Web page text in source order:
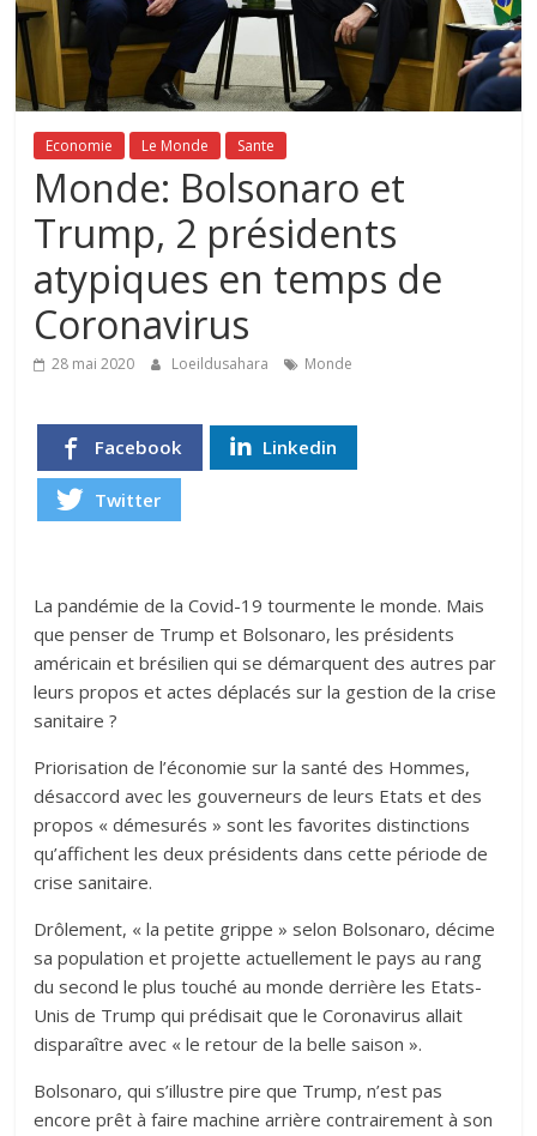
Economie Le Monde Sante
Monde: Bolsonaro et
Trump, 2 présidents
atypiques en temps de
Coronavirus
28 mai 2020 Loeildusahara Monde
Facebook Linkedin
Twitter
La pandémie de la Covid-19 tourmente le monde. Mais
que penser de Trump et Bolsonaro, les présidents
américain et brésilien qui se démarquent des autres par
leurs propos et actes déplacés sur la gestion de la crise
sanitaire ?
Priorisation de l’économie sur la santé des Hommes,
désaccord avec les gouverneurs de leurs Etats et des
propos « démesurés » sont les favorites distinctions
qu’affichent les deux présidents dans cette période de
crise sanitaire.
Drôlement, « la petite grippe » selon Bolsonaro, décime
sa population et projette actuellement le pays au rang
du second le plus touché au monde derrière les Etats-
Unis de Trump qui prédisait que le Coronavirus allait
disparaître avec « le retour de la belle saison ».
Bolsonaro, qui s’illustre pire que Trump, n’est pas
encore prêt à faire machine arrière contrairement à son